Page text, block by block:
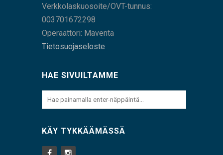
Verkkolaskuosoite/OVT-tunnus:
003701672298
Operaattori: Maventa
Tietosuojaseloste
HAE SIVUILTAMME
KÄY TYKKÄÄMÄSSÄ